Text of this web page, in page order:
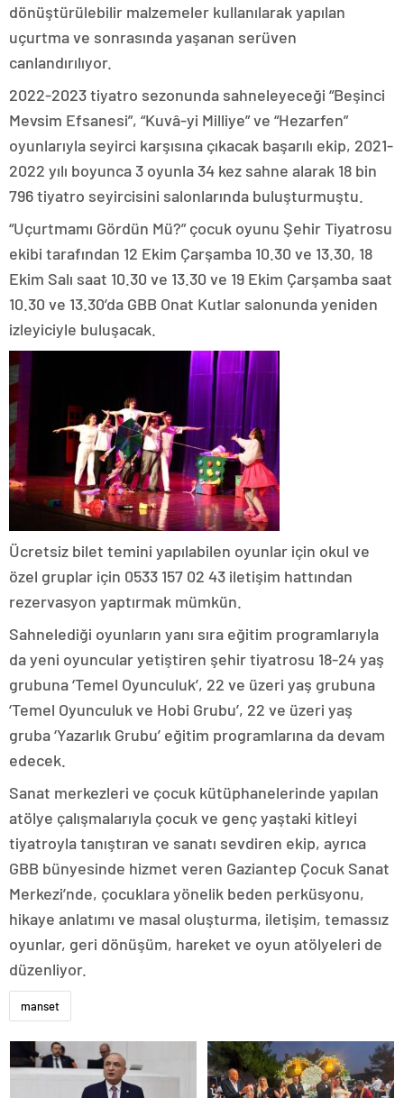
dönüştürülebilir malzemeler kullanılarak yapılan
uçurtma ve sonrasında yaşanan serüven
canlandırılıyor.
2022-2023 tiyatro sezonunda sahneleyeceği “Beşinci
Mevsim Efsanesi”, “Kuvâ-yi Milliye” ve “Hezarfen”
oyunlarıyla seyirci karşısına çıkacak başarılı ekip, 2021-
2022 yılı boyunca 3 oyunla 34 kez sahne alarak 18 bin
796 tiyatro seyircisini salonlarında buluşturmuştu.
“Uçurtmamı Gördün Mü?” çocuk oyunu Şehir Tiyatrosu
ekibi tarafından 12 Ekim Çarşamba 10.30 ve 13.30, 18
Ekim Salı saat 10.30 ve 13.30 ve 19 Ekim Çarşamba saat
10.30 ve 13.30’da GBB Onat Kutlar salonunda yeniden
izleyiciyle buluşacak.
Ücretsiz bilet temini yapılabilen oyunlar için okul ve
özel gruplar için 0533 157 02 43 iletişim hattından
rezervasyon yaptırmak mümkün.
Sahnelediği oyunların yanı sıra eğitim programlarıyla
da yeni oyuncular yetiştiren şehir tiyatrosu 18-24 yaş
grubuna ‘Temel Oyunculuk’, 22 ve üzeri yaş grubuna
‘Temel Oyunculuk ve Hobi Grubu’, 22 ve üzeri yaş
gruba ‘Yazarlık Grubu’ eğitim programlarına da devam
edecek.
Sanat merkezleri ve çocuk kütüphanelerinde yapılan
atölye çalışmalarıyla çocuk ve genç yaştaki kitleyi
tiyatroyla tanıştıran ve sanatı sevdiren ekip, ayrıca
GBB bünyesinde hizmet veren Gaziantep Çocuk Sanat
Merkezi’nde, çocuklara yönelik beden perküsyonu,
hikaye anlatımı ve masal oluşturma, iletişim, temassız
oyunlar, geri dönüşüm, hareket ve oyun atölyeleri de
düzenliyor.
manset